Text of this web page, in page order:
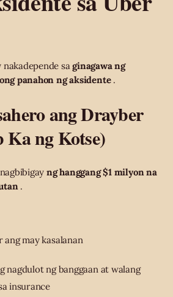
nakadepende saginagawa ng
panahon ng aksidente.
ang Drayber
Ka ng Kotse)
ng hanggang $1 milyon na
.
may kasalanan
nagdulot ng banggaan at walang
insurance